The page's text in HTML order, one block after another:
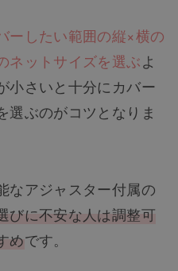
ーしたい範囲の縦×横の
ネットサイズを選ぶよ
小さいと十分にカバー
選ぶのがコツとなりま
なアジャスター付属の
びに不安な人は調整可
めです。